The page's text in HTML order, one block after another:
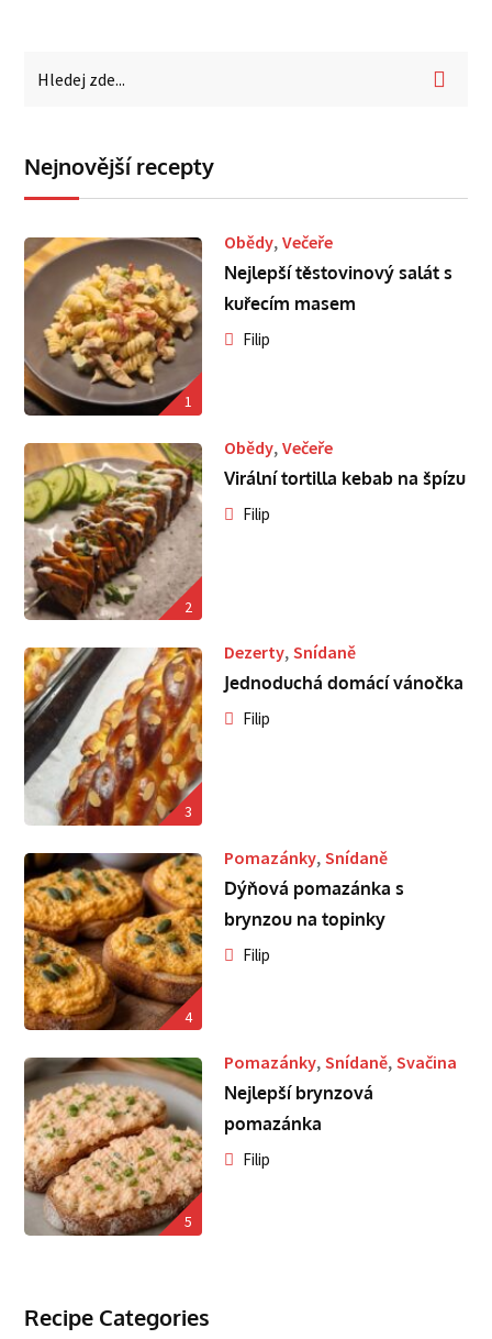
Nejnovější recepty
1
Obědy, Večeře
Nejlepší těstovinový salát s
kuřecím masem
Filip
2
Obědy, Večeře
Virální tortilla kebab na špízu
Filip
3
Dezerty, Snídaně
Jednoduchá domácí vánočka
Filip
4
Pomazánky, Snídaně
Dýňová pomazánka s
brynzou na topinky
Filip
5
Pomazánky, Snídaně, Svačina
Nejlepší brynzová
pomazánka
Filip
Recipe Categories